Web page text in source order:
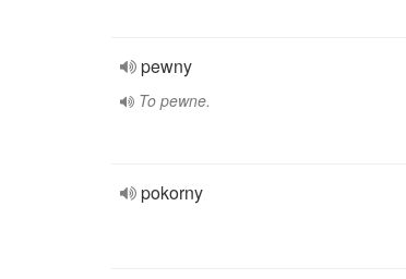
pewny
To pewne.
pokorny